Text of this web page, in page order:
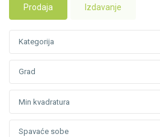
Prodaja Izdavanje
Kategorija
Grad
Spavaće sobe